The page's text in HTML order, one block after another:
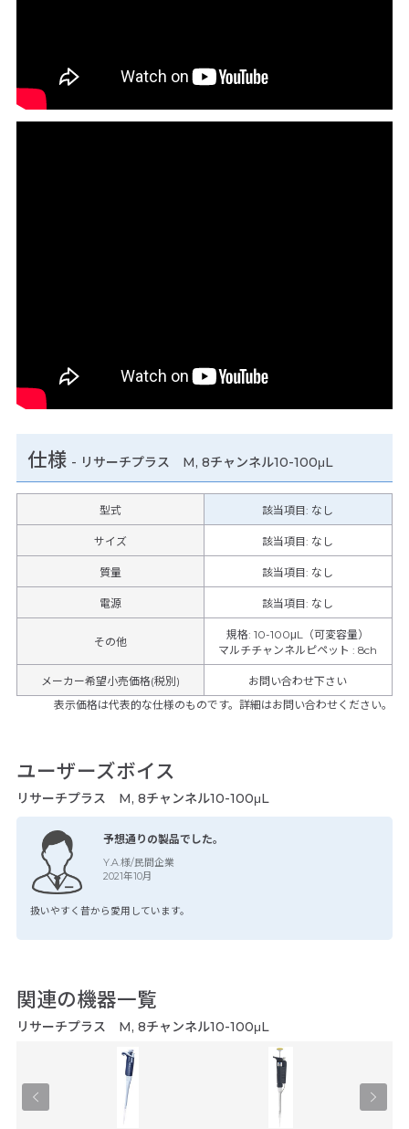
仕様 - リサーチプラス M, 8チャンネル10-100μL
型式 該当項目: なし
サイズ 該当項目: なし
質量 該当項目: なし
電源 該当項目: なし
その他
規格:10-100μL（可変容量）
マルチチャンネルピペット:8ch
メーカー希望小売価格(税別)
お問い合わせ下さい
表示価格は代表的な仕様のものです。詳細はお問い合わせください。
ユーザーズボイス
リサーチプラス M, 8チャンネル10-100μL
予想通りの製品でした。
扱いやすく昔から愛用しています。
Y.A.様/民間企業
2021年10月
関連の機器一覧
リサーチプラス M, 8チャンネル10-100μL